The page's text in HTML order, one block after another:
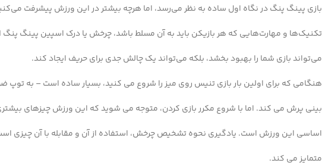
بازی پینگ پنگ در نگاه اول ساده به نظر می‌رسد، اما هرچه بیشتر در این ورزش پیشرفت
تکنیک‌ها و مهارت‌هایی که هر بازیکن باید به آن مسلط باشد، چرخش یا درک اسپین پینگ
می‌تواند بازی شما را بهبود بخشد، بلکه می‌تواند یک چالش جدی برای حریف ایجاد کند.
هنگامی که برای اولین بار بازی تنیس روی میز را شروع می کنید، بسیار ساده است – به
بینی پرش می کند. اما با شروع مکرر بازی کردن، متوجه می شوید که این ورزش چیزهای
اساسی این ورزش است. یادگیری نحوه تشخیص چرخش، استفاده از آن و مقابله با آن چیزی است
متمایز می کند.